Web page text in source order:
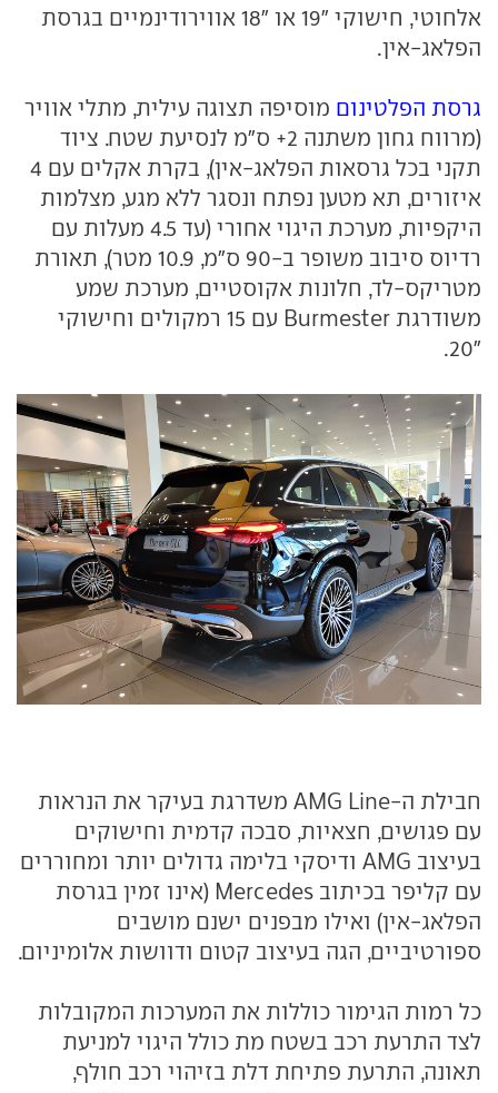
אלחוטי, חישוקי "19 או "18 אווירודינמיים בגרסת
הפלאג-אין.
גרסת הפלטינום מוסיפה תצוגה עילית, מתלי אוויר
(מרווח גחון משתנה 2+ ס"מ לנסיעת שטח. ציוד
תקני בכל גרסאות הפלאג-אין), בקרת אקלים עם 4
איזורים, תא מטען נפתח ונסגר ללא מגע, מצלמות
היקפיות, מערכת היגוי אחורי (עד 4.5 מעלות עם
רדיוס סיבוב משופר ב-90 ס"מ, 10.9 מטר), תאורת
מטריקס-לד, חלונות אקוסטיים, מערכת שמע
משודרגת Burmester עם 15 רמקולים וחישוקי
"20.
חבילת ה-AMG Line משדרגת בעיקר את הנראות
עם פגושים, חצאיות, סבכה קדמית וחישוקים
בעיצוב AMG ודיסקי בלימה גדולים יותר ומחוררים
עם קליפר בכיתוב Mercedes (אינו זמין בגרסת
הפלאג-אין) ואילו מבפנים ישנם מושבים
ספורטיביים, הגה בעיצוב קטום ודוושות אלומיניום.
כל רמות הגימור כוללות את המערכות המקובלות
לצד התרעת רכב בשטח מת כולל היגוי למניעת
תאונה, התרעת פתיחת דלת בזיהוי רכב חולף,